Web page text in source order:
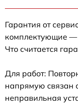
Гарантия от
комплектующие —
Что считается
Для работ:
напрямую связан
неправильная